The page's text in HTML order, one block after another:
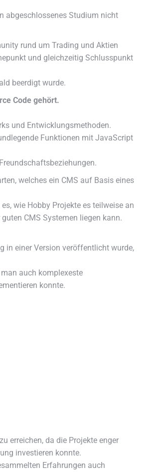
abgeschlossenes Studium nicht
rund um Trading und Aktien
und gleichzeitig Schlusspunkt
beerdigt wurde.
Code gehört.
und Entwicklungsmethoden.
Funktionen mit JavaScript
welches ein CMS auf Basis eines
wie Hobby Projekte es teilweise an
CMS Systemen liegen kann.
in einer Version veröffentlicht wurde,
auch komplexeste
konnte.
erreichen, da die Projekte enger
investieren konnte.
Erfahrungen auch